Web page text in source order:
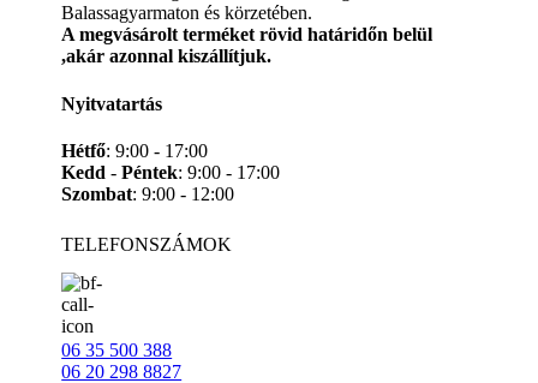
Balassagyarmaton és körzetében.
A megvásárolt terméket rövid határidőn belül
,akár azonnal kiszállítjuk.
Nyitvatartás
Hétfő: 9:00 - 17:00
Kedd-Péntek: 9:00 - 17:00
Szombat: 9:00 - 12:00
TELEFONSZÁMOK
06 35 500 388
06 20 298 8827